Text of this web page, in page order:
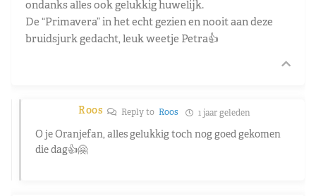
ondanks alles ook gelukkig huwelijk.
De “Primavera” in het echt gezien en nooit aan deze
bruidsjurk gedacht, leuk weetje Petra👍
Roos Reply to Roos 1 jaar geleden
O je Oranjefan, alles gelukkig toch nog goed gekomen
die dag👍🤗